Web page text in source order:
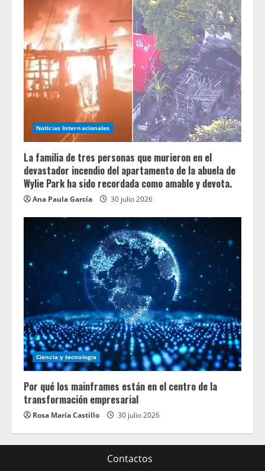
Noticias Internacionales
La familia de tres personas que murieron en el
devastador incendio del apartamento de la abuela de
Wylie Park ha sido recordada como amable y devota.
Ana Paula García 30 julio 2026
Ciencia y tecnologia
Por qué los mainframes están en el centro de la
transformación empresarial
Rosa María Castillo 30 julio 2026
Contactos